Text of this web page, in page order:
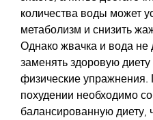
количества воды может
метаболизм и снизить
Однако жвачка и вода
заменять здоровую диету
физические упражнения.
похудении необходимо
балансированную диету,